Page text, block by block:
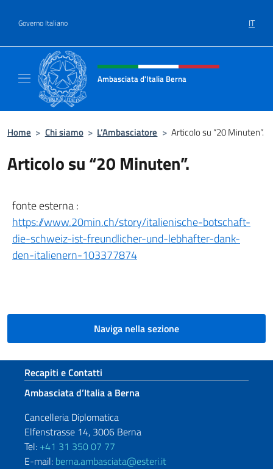
Governo Italiano IT
Intestazione sito, social e menù
Ambasciata d'Italia Berna
Home > Chi siamo > L’Ambasciatore > Articolo su “20 Minuten”.
Articolo su “20 Minuten”.
fonte esterna :
https://www.20min.ch/story/italienische-botschaft-
die-schweiz-ist-freundlicher-und-lebhafter-dank-
den-italienern-103377874
Naviga nella sezione
Sezione footer
Recapiti e Contatti
Ambasciata d’Italia a Berna
Cancelleria Diplomatica
Elfenstrasse 14, 3006 Berna
Tel: +41 31 350 07 77
E-mail: berna.ambasciata@esteri.it